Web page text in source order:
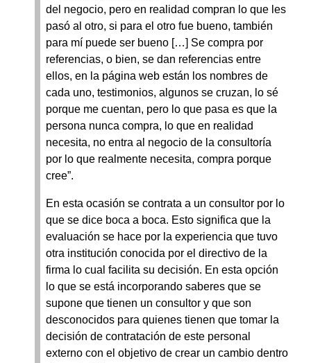
del negocio, pero en realidad compran lo que les
pasó al otro, si para el otro fue bueno, también
para mí puede ser bueno […] Se compra por
referencias, o bien, se dan referencias entre
ellos, en la página web están los nombres de
cada uno, testimonios, algunos se cruzan, lo sé
porque me cuentan, pero lo que pasa es que la
persona nunca compra, lo que en realidad
necesita, no entra al negocio de la consultoría
por lo que realmente necesita, compra porque
cree”.
En esta ocasión se contrata a un consultor por lo
que se dice boca a boca. Esto significa que la
evaluación se hace por la experiencia que tuvo
otra institución conocida por el directivo de la
firma lo cual facilita su decisión. En esta opción
lo que se está incorporando saberes que se
supone que tienen un consultor y que son
desconocidos para quienes tienen que tomar la
decisión de contratación de este personal
externo con el objetivo de crear un cambio dentro